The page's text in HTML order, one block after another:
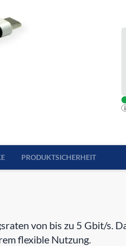
PRODUKTSICHERHEIT
von bis zu 5 Gbit/s.
flexible Nutzung.